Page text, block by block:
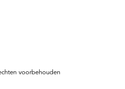
voorbehouden